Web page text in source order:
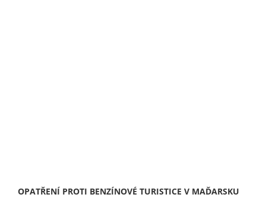
OPATŘENÍ PROTI BENZÍNOVÉ TURISTICE V MAĎARSKU